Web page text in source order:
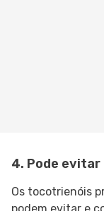
4. Pode
Os tocotrienóis